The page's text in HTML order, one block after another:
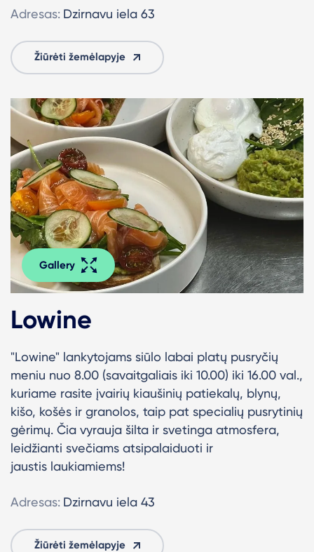
Adresas: Dzirnavu iela 63
Žiūrėti žemėlapyje
Gallery
Lowine
"Lowine" lankytojams siūlo labai platų pusryčių
meniu nuo 8.00 (savaitgaliais iki 10.00) iki 16.00 val.,
kuriame rasite įvairių kiaušinių patiekalų, blynų,
kišo, košės ir granolos, taip pat specialių pusrytinių
gėrimų. Čia vyrauja šilta ir svetinga atmosfera,
leidžianti svečiams atsipalaiduoti ir
jaustis laukiamiems!
Adresas: Dzirnavu iela 43
Žiūrėti žemėlapyje